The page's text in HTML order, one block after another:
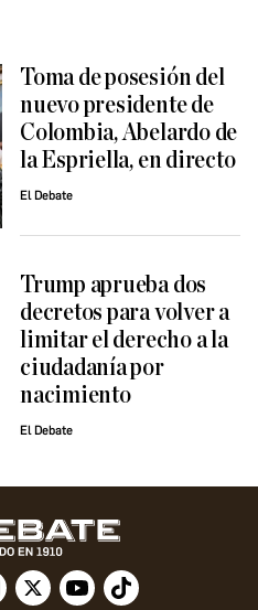
Toma de posesión del
nuevo presidente de
Colombia, Abelardo de
la Espriella, en directo
El Debate
Trump aprueba dos
decretos para volver a
limitar el derecho a la
ciudadanía por
nacimiento
El Debate